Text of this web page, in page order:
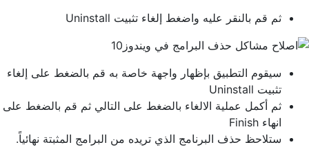
ثم قم بالنقر عليه واضغط إلغاء تثبيت Uninstall
سيقوم التطبيق بإظهار واجهة خاصة به قم بالضغط على إلغاء
تثبيت Uninstall
ثم أكمل عملية الالغاء بالضغط على التالي ثم قم بالضغط على
انهاء Finish
ستلاحظ حذف البرنامج الذي تريده من البرامج المثبتة نهائياً.